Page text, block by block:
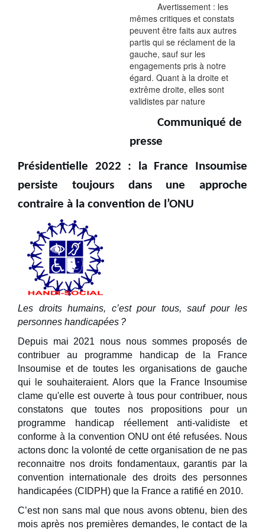
Avertissement : les
mêmes critiques et constats
peuvent être faits aux autres
partis qui se réclament de la
gauche, sauf sur les
engagements pris à notre
égard. Quant à la droite et
extrême droite, elles sont
validistes par nature
Communiqué de
presse
Présidentielle 2022 : la France Insoumise
persiste toujours dans une approche
contraire à la convention de l’ONU
Les droits humains, c’est pour tous, sauf pour les
personnes handicapées ?
Depuis mai 2021 nous nous sommes proposés de
contribuer au programme handicap de la France
Insoumise et de toutes les organisations de gauche
qui le souhaiteraient. Alors que la France Insoumise
clame qu'elle est ouverte à tous pour contribuer, nous
constatons que toutes nos propositions pour un
programme handicap réellement anti-validiste et
conforme à la convention ONU ont été refusées. Nous
actons donc la volonté de cette organisation de ne pas
reconnaitre nos droits fondamentaux, garantis par la
convention internationale des droits des personnes
handicapées (CIDPH) que la France a ratifié en 2010.
C’est non sans mal que nous avons obtenu, bien des
mois après nos premières demandes, le contact de la